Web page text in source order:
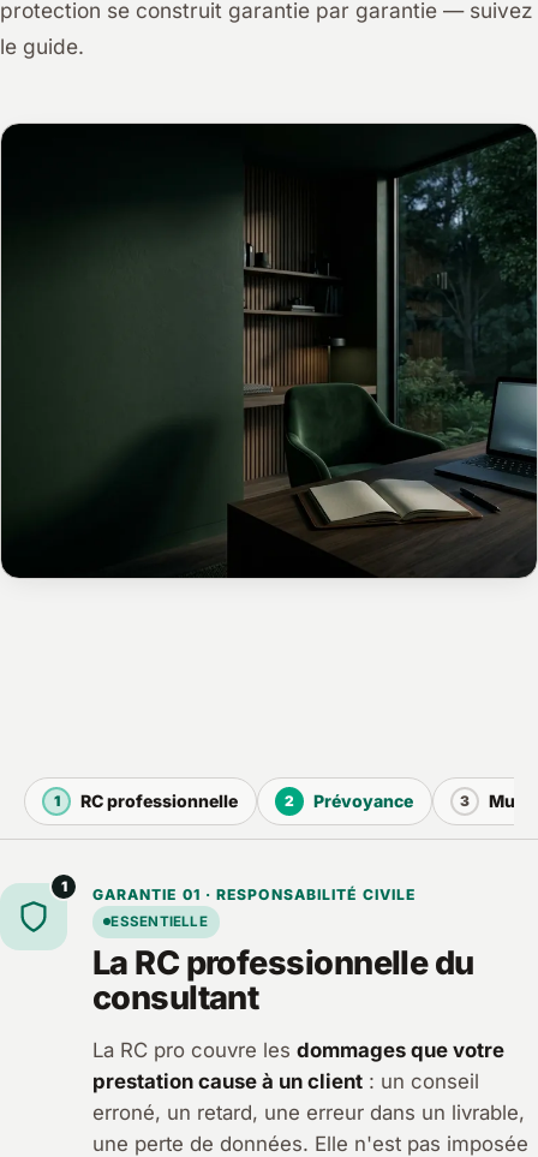
protection se construit garantie par garantie — suivez
le guide.
1 GARANTIE 01 · RESPONSABILITÉ CIVILE
ESSENTIELLE
La RC professionnelle du
consultant
La RC pro couvre les dommages que votre
prestation cause à un client: un conseil
erroné, un retard, une erreur dans un livrable,
une perte de données. Elle n'est pas imposée
1 RC professionnelle 2 Prévoyance 3